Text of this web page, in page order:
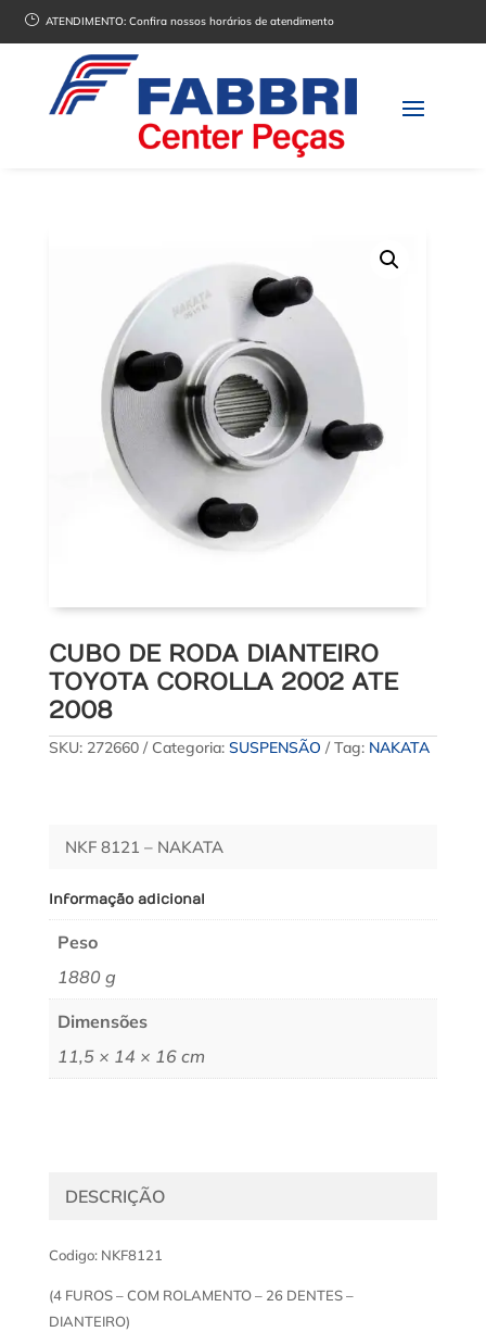
} ATENDIMENTO:Confira nossos horários de atendimento
CUBO DE RODA DIANTEIRO
TOYOTA COROLLA 2002 ATE
2008
SKU: 272660 Categoria: SUSPENSÃO Tag: NAKATA
NKF 8121 – NAKATA
Informação adicional
Peso
1880 g
Dimensões
11,5 × 14 × 16 cm
DESCRIÇÃO
Codigo: NKF8121
(4 FUROS – COM ROLAMENTO – 26 DENTES –
DIANTEIRO)